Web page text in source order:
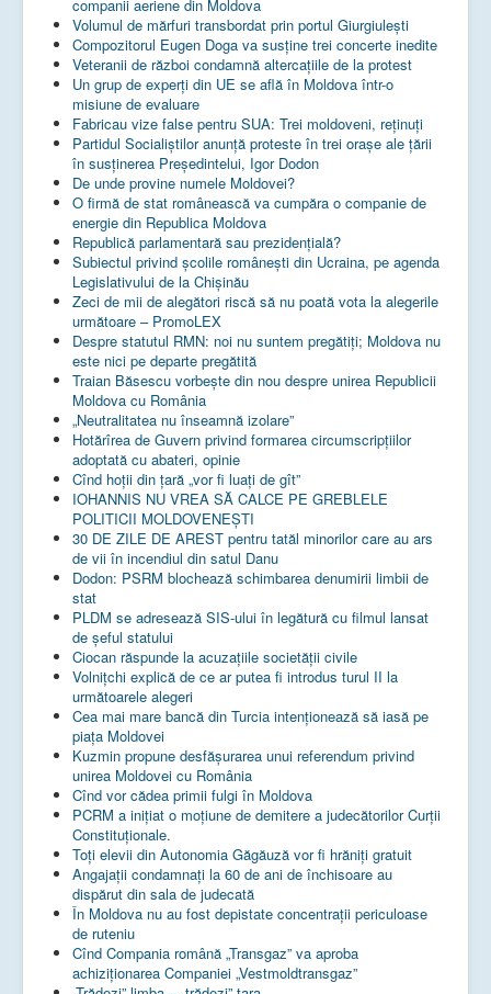
companii aeriene din Moldova
Volumul de mărfuri transbordat prin portul Giurgiulești
Compozitorul Eugen Doga va susţine trei concerte inedite
Veteranii de război condamnă altercaţiile de la protest
Un grup de experţi din UE se află în Moldova într-o
misiune de evaluare
Fabricau vize false pentru SUA: Trei moldoveni, reținuți
Partidul Socialiștilor anunță proteste în trei orașe ale țării
în susținerea Președintelui, Igor Dodon
De unde provine numele Moldovei?
O firmă de stat românească va cumpăra o companie de
energie din Republica Moldova
Republică parlamentară sau prezidențială?
Subiectul privind şcolile româneşti din Ucraina, pe agenda
Legislativului de la Chişinău
Zeci de mii de alegători riscă să nu poată vota la alegerile
următoare – PromoLEX
Despre statutul RMN: noi nu suntem pregătiți; Moldova nu
este nici pe departe pregătită
Traian Băsescu vorbește din nou despre unirea Republicii
Moldova cu România
„Neutralitatea nu înseamnă izolare”
Hotărîrea de Guvern privind formarea circumscripțiilor
adoptată cu abateri, opinie
Cînd hoții din țară „vor fi luați de gît”
IOHANNIS NU VREA SĂ CALCE PE GREBLELE
POLITICII MOLDOVENEȘTI
30 DE ZILE DE AREST pentru tatăl minorilor care au ars
de vii în incendiul din satul Danu
Dodon: PSRM blochează schimbarea denumirii limbii de
stat
PLDM se adresează SIS-ului în legătură cu filmul lansat
de șeful statului
Ciocan răspunde la acuzațiile societății civile
Volnițchi explică de ce ar putea fi introdus turul II la
următoarele alegeri
Cea mai mare bancă din Turcia intenționează să iasă pe
piața Moldovei
Kuzmin propune desfășurarea unui referendum privind
unirea Moldovei cu România
Cînd vor cădea primii fulgi în Moldova
PCRM a iniţiat o moţiune de demitere a judecătorilor Curţii
Constituţionale.
Toţi elevii din Autonomia Găgăuză vor fi hrăniţi gratuit
Angajații condamnați la 60 de ani de închisoare au
dispărut din sala de judecată
În Moldova nu au fost depistate concentrații periculoase
de ruteniu
Cînd Compania română „Transgaz” va aproba
achiziționarea Companiei „Vestmoldtransgaz”